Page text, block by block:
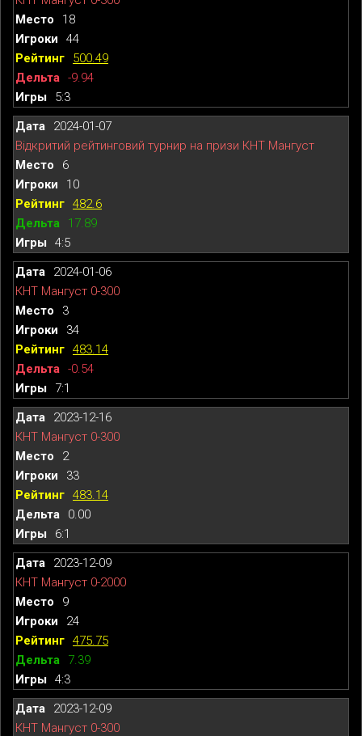
18
44
500.49
-9.94
5:3
2024-01-07
Відкритий рейтинговий турнир на призи КНТ Мангуст
6
10
482.6
17.89
4:5
2024-01-06
КНТ Мангуст 0-300
3
34
483.14
-0.54
7:1
2023-12-16
КНТ Мангуст 0-300
2
33
483.14
0.00
6:1
2023-12-09
КНТ Мангуст 0-2000
9
24
475.75
7.39
4:3
2023-12-09
КНТ Мангуст 0-300